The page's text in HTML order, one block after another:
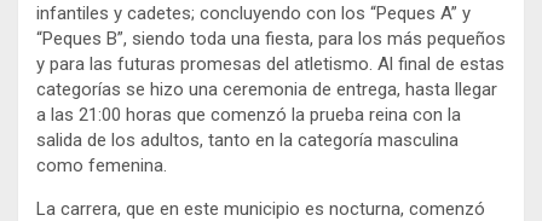
infantiles y cadetes; concluyendo con los “Peques A” y
“Peques B”, siendo toda una fiesta, para los más pequeños
y para las futuras promesas del atletismo. Al final de estas
categorías se hizo una ceremonia de entrega, hasta llegar
a las 21:00 horas que comenzó la prueba reina con la
salida de los adultos, tanto en la categoría masculina
como femenina.
La carrera, que en este municipio es nocturna, comenzó